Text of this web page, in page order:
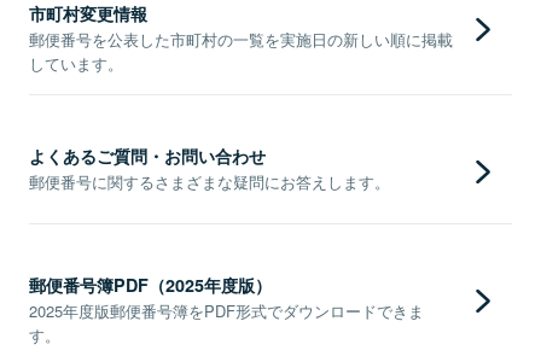
市町村変更情報
郵便番号を公表した市町村の一覧を実施日の新しい順に掲載
しています。
よくあるご質問・お問い合わせ
郵便番号に関するさまざまな疑問にお答えします。
郵便番号簿PDF（2025年度版）
2025年度版郵便番号簿をPDF形式でダウンロードできま
す。